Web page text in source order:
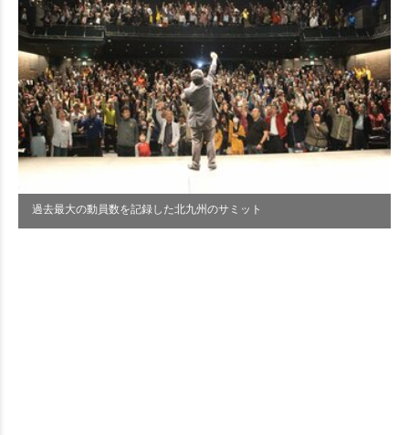
過去最大の動員数を記録した北九州のサミット